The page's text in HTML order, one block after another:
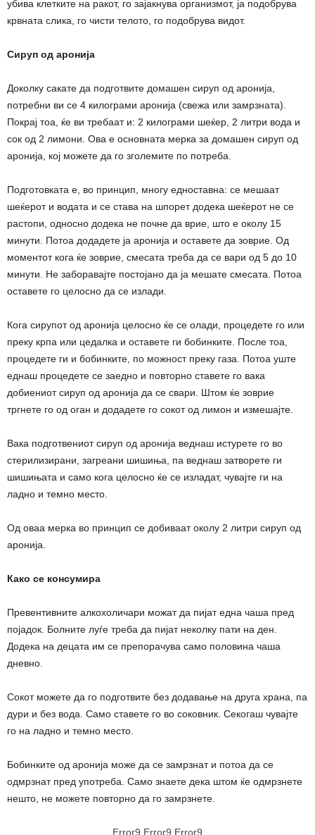
убива клетките на ракот, го зајакнува организмот, ја подобрува
крвната слика, го чисти телото, го подобрува видот.
Сируп од аронија
Доколку сакате да подготвите домашен сируп од аронија,
потребни ви се 4 килограми аронија (свежа или замрзната).
Покрај тоа, ќе ви требаат и: 2 килограми шеќер, 2 литри вода и
сок од 2 лимони. Ова е основната мерка за домашен сируп од
аронија, кој можете да го зголемите по потреба.
Подготовката е, во принцип, многу едноставна: се мешаат
шеќерот и водата и се става на шпорет додека шеќерот не се
растопи, односно додека не почне да врие, што е околу 15
минути. Потоа додадете ја аронија и оставете да зоврие. Од
моментот кога ќе зоврие, смесата треба да се вари од 5 до 10
минути. Не заборавајте постојано да ја мешате смесата. Потоа
оставете го целосно да се излади.
Кога сирупот од аронија целосно ќе се олади, процедете го или
преку крпа или цедалка и оставете ги бобинките. После тоа,
процедете ги и бобинките, по можност преку газа. Потоа уште
еднаш процедете се заедно и повторно ставете го вака
добиениот сируп од аронија да се свари. Штом ќе зоврие
тргнете го од оган и додадете го сокот од лимон и измешајте.
Вака подготвениот сируп од аронија веднаш истурете го во
стерилизирани, загреани шишиња, па веднаш затворете ги
шишињата и само кога целосно ќе се изладат, чувајте ги на
ладно и темно место.
Од оваа мерка во принцип се добиваат околу 2 литри сируп од
аронија.
Како се консумира
Превентивните алкохоличари можат да пијат една чаша пред
појадок. Болните луѓе треба да пијат неколку пати на ден.
Додека на децата им се препорачува само половина чаша
дневно.
Сокот можете да го подготвите без додавање на друга храна, па
дури и без вода. Само ставете го во соковник. Секогаш чувајте
го на ладно и темно место.
Бобинките од аронија може да се замрзнат и потоа да се
одмрзнат пред употреба. Само знаете дека штом ќе одмрзнете
нешто, не можете повторно да го замрзнете.
Error9 Error9 Error9